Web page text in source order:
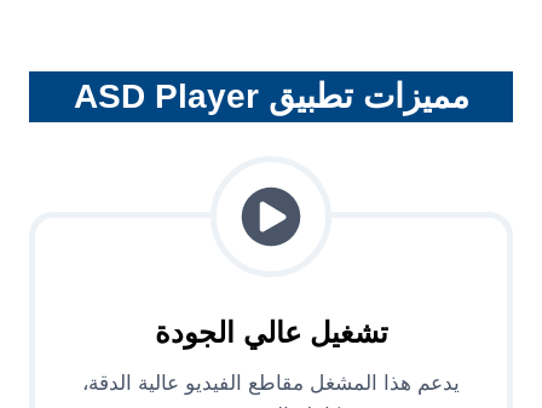
مميزات تطبيق ASD Player
تشغيل عالي الجودة
يدعم هذا المشغل مقاطع الفيديو عالية الدقة،